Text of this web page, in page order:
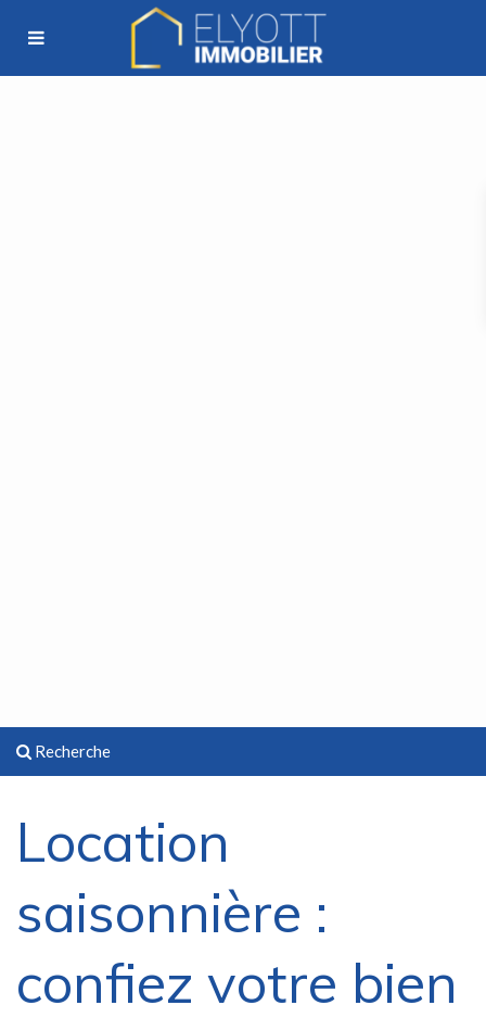
Recherche
Location
saisonnière :
confiez votre bien